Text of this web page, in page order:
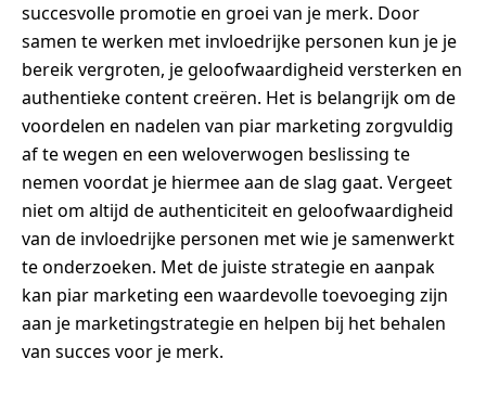
succesvolle promotie en groei van je merk. Door
samen te werken met invloedrijke personen kun je je
bereik vergroten, je geloofwaardigheid versterken en
authentieke content creëren. Het is belangrijk om de
voordelen en nadelen van piar marketing zorgvuldig
af te wegen en een weloverwogen beslissing te
nemen voordat je hiermee aan de slag gaat. Vergeet
niet om altijd de authenticiteit en geloofwaardigheid
van de invloedrijke personen met wie je samenwerkt
te onderzoeken. Met de juiste strategie en aanpak
kan piar marketing een waardevolle toevoeging zijn
aan je marketingstrategie en helpen bij het behalen
van succes voor je merk.